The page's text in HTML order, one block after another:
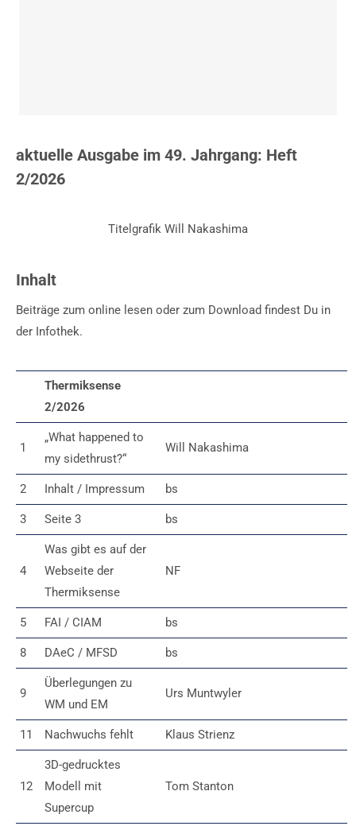
aktuelle Ausgabe im 49. Jahrgang: Heft
2/2026
Titelgrafik Will Nakashima
Inhalt
Beiträge zum online lesen oder zum Download findest Du in
der Infothek.
Thermiksense
2/2026
1
„What happened to
my sidethrust?“
Will Nakashima
2 Inhalt / Impressum bs
3 Seite 3 bs
4
Was gibt es auf der
Webseite der
Thermiksense
NF
5 FAI / CIAM bs
8 DAeC / MFSD bs
9
Überlegungen zu
WM und EM
Urs Muntwyler
11 Nachwuchs fehlt Klaus Strienz
12
3D-gedrucktes
Modell mit
Supercup
Tom Stanton